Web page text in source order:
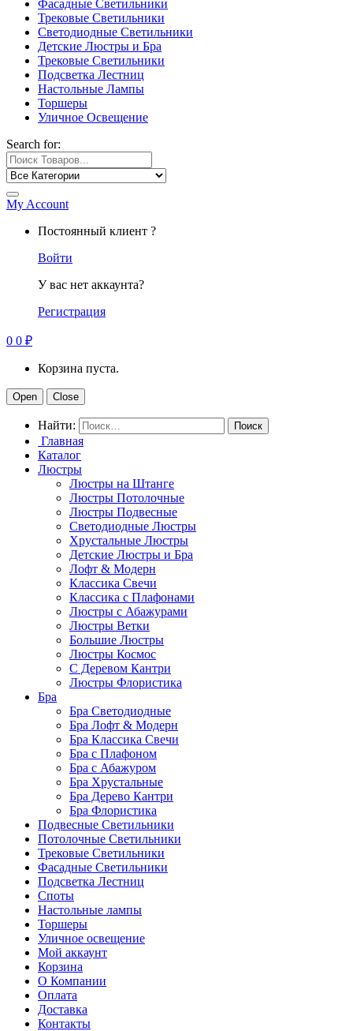
Фасадные Светильники
Трековые Светильники
Светодиодные Светильники
Детские Люстры и Бра
Трековые Светильники
Подсветка Лестниц
Настольные Лампы
Торшеры
Уличное Освещение
Search for:
My Account
Постоянный клиент ?
Войти
У вас нет аккаунта?
Регистрация
0 0 ₽
Корзина пуста.
Open Close
Найти:
Главная
Каталог
Люстры
Люстры на Штанге
Люстры Потолочные
Люстры Подвесные
Светодиодные Люстры
Хрустальные Люстры
Детские Люстры и Бра
Лофт & Модерн
Классика Свечи
Классика с Плафонами
Люстры с Абажурами
Люстры Ветки
Большие Люстры
Люстры Космос
С Деревом Кантри
Люстры Флористика
Бра
Бра Светодиодные
Бра Лофт & Модерн
Бра Классика Свечи
Бра с Плафоном
Бра с Абажуром
Бра Хрустальные
Бра Дерево Кантри
Бра Флористика
Подвесные Светильники
Потолочные Светильники
Трековые Светильники
Фасадные Светильники
Подсветка Лестниц
Споты
Настольные лампы
Торшеры
Уличное освещение
Мой аккаунт
Корзина
О Компании
Оплата
Доставка
Контакты